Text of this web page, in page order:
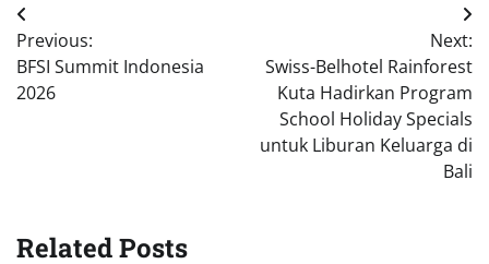
Post
navigation
Previous:
BFSI Summit Indonesia
2026
Next:
Swiss-Belhotel Rainforest
Kuta Hadirkan Program
School Holiday Specials
untuk Liburan Keluarga di
Bali
Related Posts